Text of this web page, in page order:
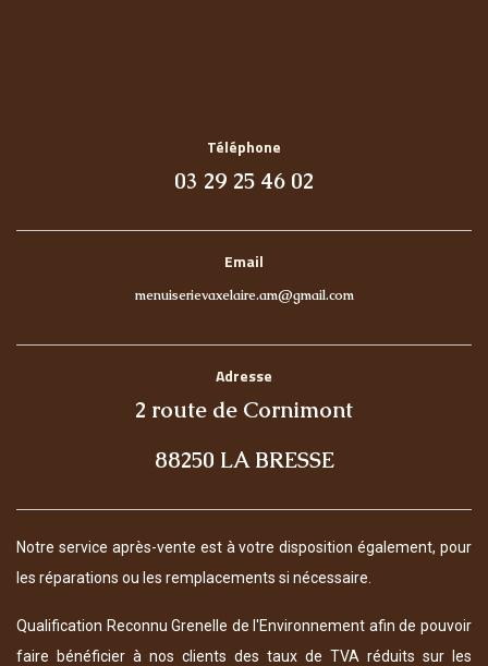
Téléphone
03 29 25 46 02
Email
menuiserievaxelaire.am@gmail.com
Adresse
2 route de Cornimont
88250 LA BRESSE
Notre service après-vente est à votre disposition également, pour
les réparations ou les remplacements si nécessaire.
Qualification Reconnu Grenelle de l'Environnement afin de pouvoir
faire bénéficier à nos clients des taux de TVA réduits sur les